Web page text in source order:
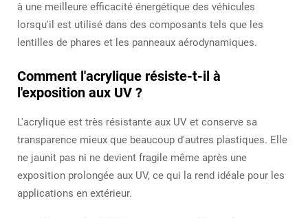
à une meilleure efficacité énergétique des véhicules
lorsqu'il est utilisé dans des composants tels que les
lentilles de phares et les panneaux aérodynamiques.
Comment l'acrylique résiste-t-il à
l'exposition aux UV ?
L'acrylique est très résistante aux UV et conserve sa
transparence mieux que beaucoup d'autres plastiques. Elle
ne jaunit pas ni ne devient fragile même après une
exposition prolongée aux UV, ce qui la rend idéale pour les
applications en extérieur.